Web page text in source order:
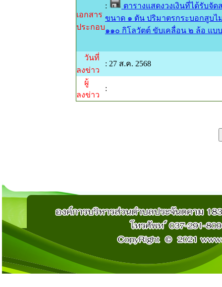
เอกสาร
ประกอบ
:
ตารางแสดงวงเงินที่ได้รับจั
ขนาด ๑ ตัน ปริมาตรกระบอกสูบไ
๑๑๐ กิโลวัตต์ ขับเคลื่อน ๒ ล้อ แบ
วันที่
ลงข่าว
: 27 ส.ค. 2568
ผู้
ลงข่าว
: